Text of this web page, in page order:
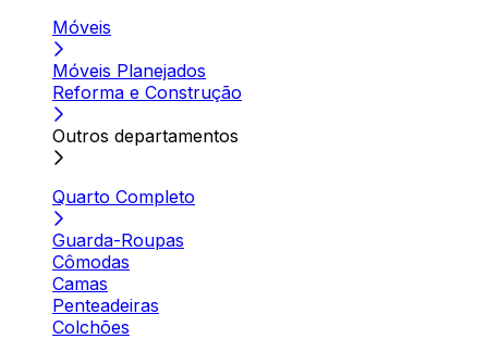
Móveis
Móveis Planejados
Reforma e Construção
Outros departamentos
Quarto Completo
Guarda-Roupas
Cômodas
Camas
Penteadeiras
Colchões